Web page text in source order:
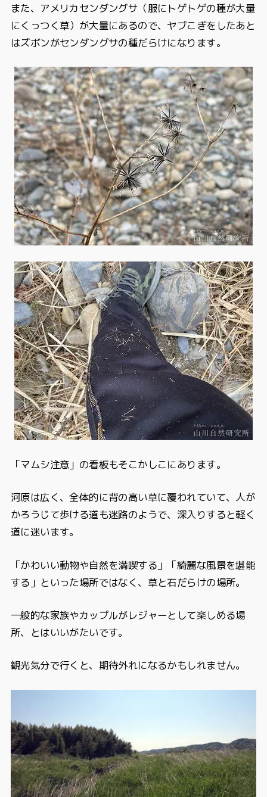
また、アメリカセンダングサ（服にトゲトゲの種が大量
にくっつく草）が大量にあるので、ヤブこぎをしたあと
はズボンがセンダングサの種だらけになります。
「マムシ注意」の看板もそこかしこにあります。
河原は広く、全体的に背の高い草に覆われていて、人が
かろうじて歩ける道も迷路のようで、深入りすると軽く
道に迷います。
「かわいい動物や自然を満喫する」「綺麗な風景を堪能
する」といった場所ではなく、草と石だらけの場所。
一般的な家族やカップルがレジャーとして楽しめる場
所、とはいいがたいです。
観光気分で行くと、期待外れになるかもしれません。